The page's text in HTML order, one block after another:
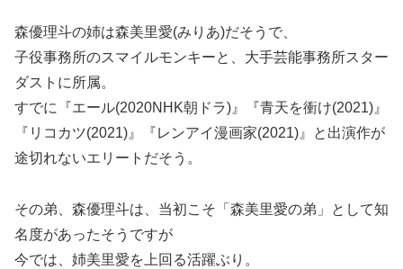
森優理斗の姉は森美里愛(みりあ)だそうで、
子役事務所のスマイルモンキーと、大手芸能事務所スター
ダストに所属。
すでに『エール(2020NHK朝ドラ)』『青天を衝け(2021)』
『リコカツ(2021)』『レンアイ漫画家(2021)』と出演作が
途切れないエリートだそう。
その弟、森優理斗は、当初こそ「森美里愛の弟」として知
名度があったそうですが
今では、姉美里愛を上回る活躍ぶり。